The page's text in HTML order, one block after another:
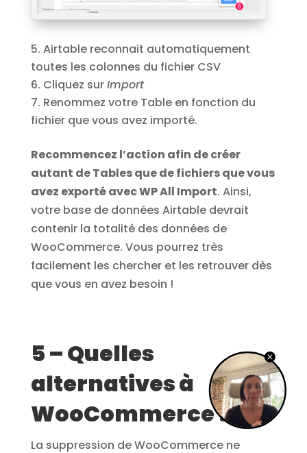
Airtable reconnait automatiquement
toutes les colonnes du fichier CSV
Cliquez surImport
Renommez votre Table en fonction du
fichier que vous avez importé.
Recommencez l’action afin de créer
autant de Tables que de fichiers que vous
avez exporté avec WP All Import. Ainsi,
votre base de données Airtable devrait
contenir la totalité des données de
WooCommerce. Vous pourrez très
facilement les chercher et les retrouver dès
que vous en avez besoin !
5 – Quelles
alternatives à
WooCommerce ?
La suppression de WooCommerce ne